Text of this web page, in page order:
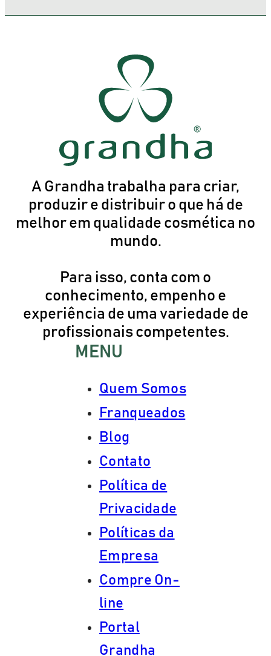
A Grandha trabalha para criar,
produzir e distribuir o que há de
melhor em qualidade cosmética no
mundo.
Para isso, conta com o
conhecimento, empenho e
experiência de uma variedade de
profissionais competentes.
MENU
Quem Somos
Franqueados
Blog
Contato
Política de
Privacidade
Políticas da
Empresa
Compre On-
line
Portal
Grandha